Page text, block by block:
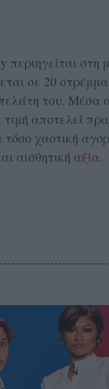
περιηγείται
σε 20
πελάτη του. Μέσα
αποτελεί
χαοτική
αισθητική αξία